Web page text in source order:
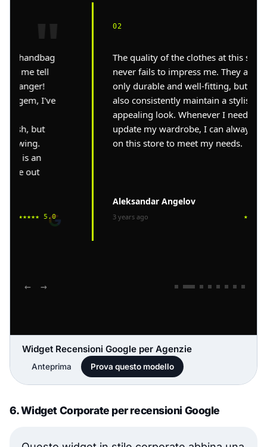
Widget Recensioni Google per Agenzie
Anteprima Prova questo modello
6. Widget Corporate per recensioni Google